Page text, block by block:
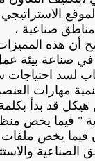
صناعية ،
أن هذه
صناعة بيئة
لسد
مهارات
قد بدأ
" فيما يخص
فيما يخص ملفات